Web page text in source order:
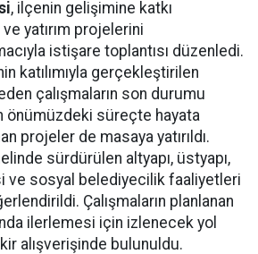
, ilçenin gelişimine katkı
yatırım projelerini
istişare toplantısı düzenledi.
katılımıyla gerçekleştirilen
çalışmaların son durumu
önümüzdeki süreçte hayata
projeler de masaya yatırıldı.
sürdürülen altyapı, üstyapı,
ve sosyal belediyecilik faaliyetleri
Çalışmaların planlanan
ilerlemesi için izlenecek yol
alışverişinde bulunuldu.